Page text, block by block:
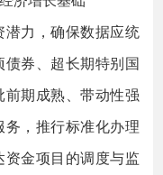
力，确保数据应统
券、超长期特别国
期成熟、带动性强
，推行标准化办理
金项目的调度与监